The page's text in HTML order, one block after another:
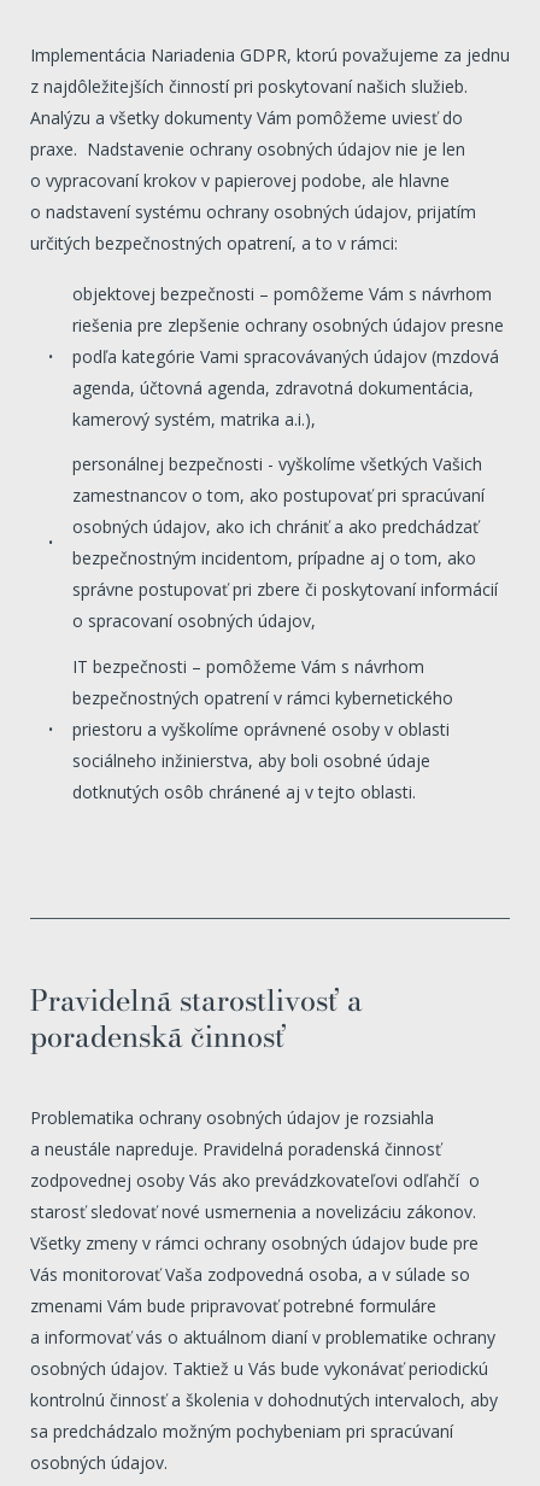
Implementácia Nariadenia GDPR, ktorú považujeme za jednu
z najdôležitejších činností pri poskytovaní našich služieb.
Analýzu a všetky dokumenty Vám pomôžeme uviesť do
praxe. Nadstavenie ochrany osobných údajov nie je len
o vypracovaní krokov v papierovej podobe, ale hlavne
o nadstavení systému ochrany osobných údajov, prijatím
určitých bezpečnostných opatrení, a to v rámci:
objektovej bezpečnosti – pomôžeme Vám s návrhom
riešenia pre zlepšenie ochrany osobných údajov presne
podľa kategórie Vami spracovávaných údajov (mzdová
agenda, účtovná agenda, zdravotná dokumentácia,
kamerový systém, matrika a.i.),
personálnej bezpečnosti - vyškolíme všetkých Vašich
zamestnancov o tom, ako postupovať pri spracúvaní
osobných údajov, ako ich chrániť a ako predchádzať
bezpečnostným incidentom, prípadne aj o tom, ako
správne postupovať pri zbere či poskytovaní informácií
o spracovaní osobných údajov,
IT bezpečnosti – pomôžeme Vám s návrhom
bezpečnostných opatrení v rámci kybernetického
priestoru a vyškolíme oprávnené osoby v oblasti
sociálneho inžinierstva, aby boli osobné údaje
dotknutých osôb chránené aj v tejto oblasti.
Pravidelná starostlivosť a
poradenská činnosť
Problematika ochrany osobných údajov je rozsiahla
a neustále napreduje. Pravidelná poradenská činnosť
zodpovednej osoby Vás ako prevádzkovateľovi odľahčí o
starosť sledovať nové usmernenia a novelizáciu zákonov.
Všetky zmeny v rámci ochrany osobných údajov bude pre
Vás monitorovať Vaša zodpovedná osoba, a v súlade so
zmenami Vám bude pripravovať potrebné formuláre
a informovať vás o aktuálnom dianí v problematike ochrany
osobných údajov. Taktiež u Vás bude vykonávať periodickú
kontrolnú činnosť a školenia v dohodnutých intervaloch, aby
sa predchádzalo možným pochybeniam pri spracúvaní
osobných údajov.